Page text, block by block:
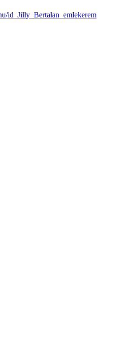
id_Jilly_Bertalan_emlekerem